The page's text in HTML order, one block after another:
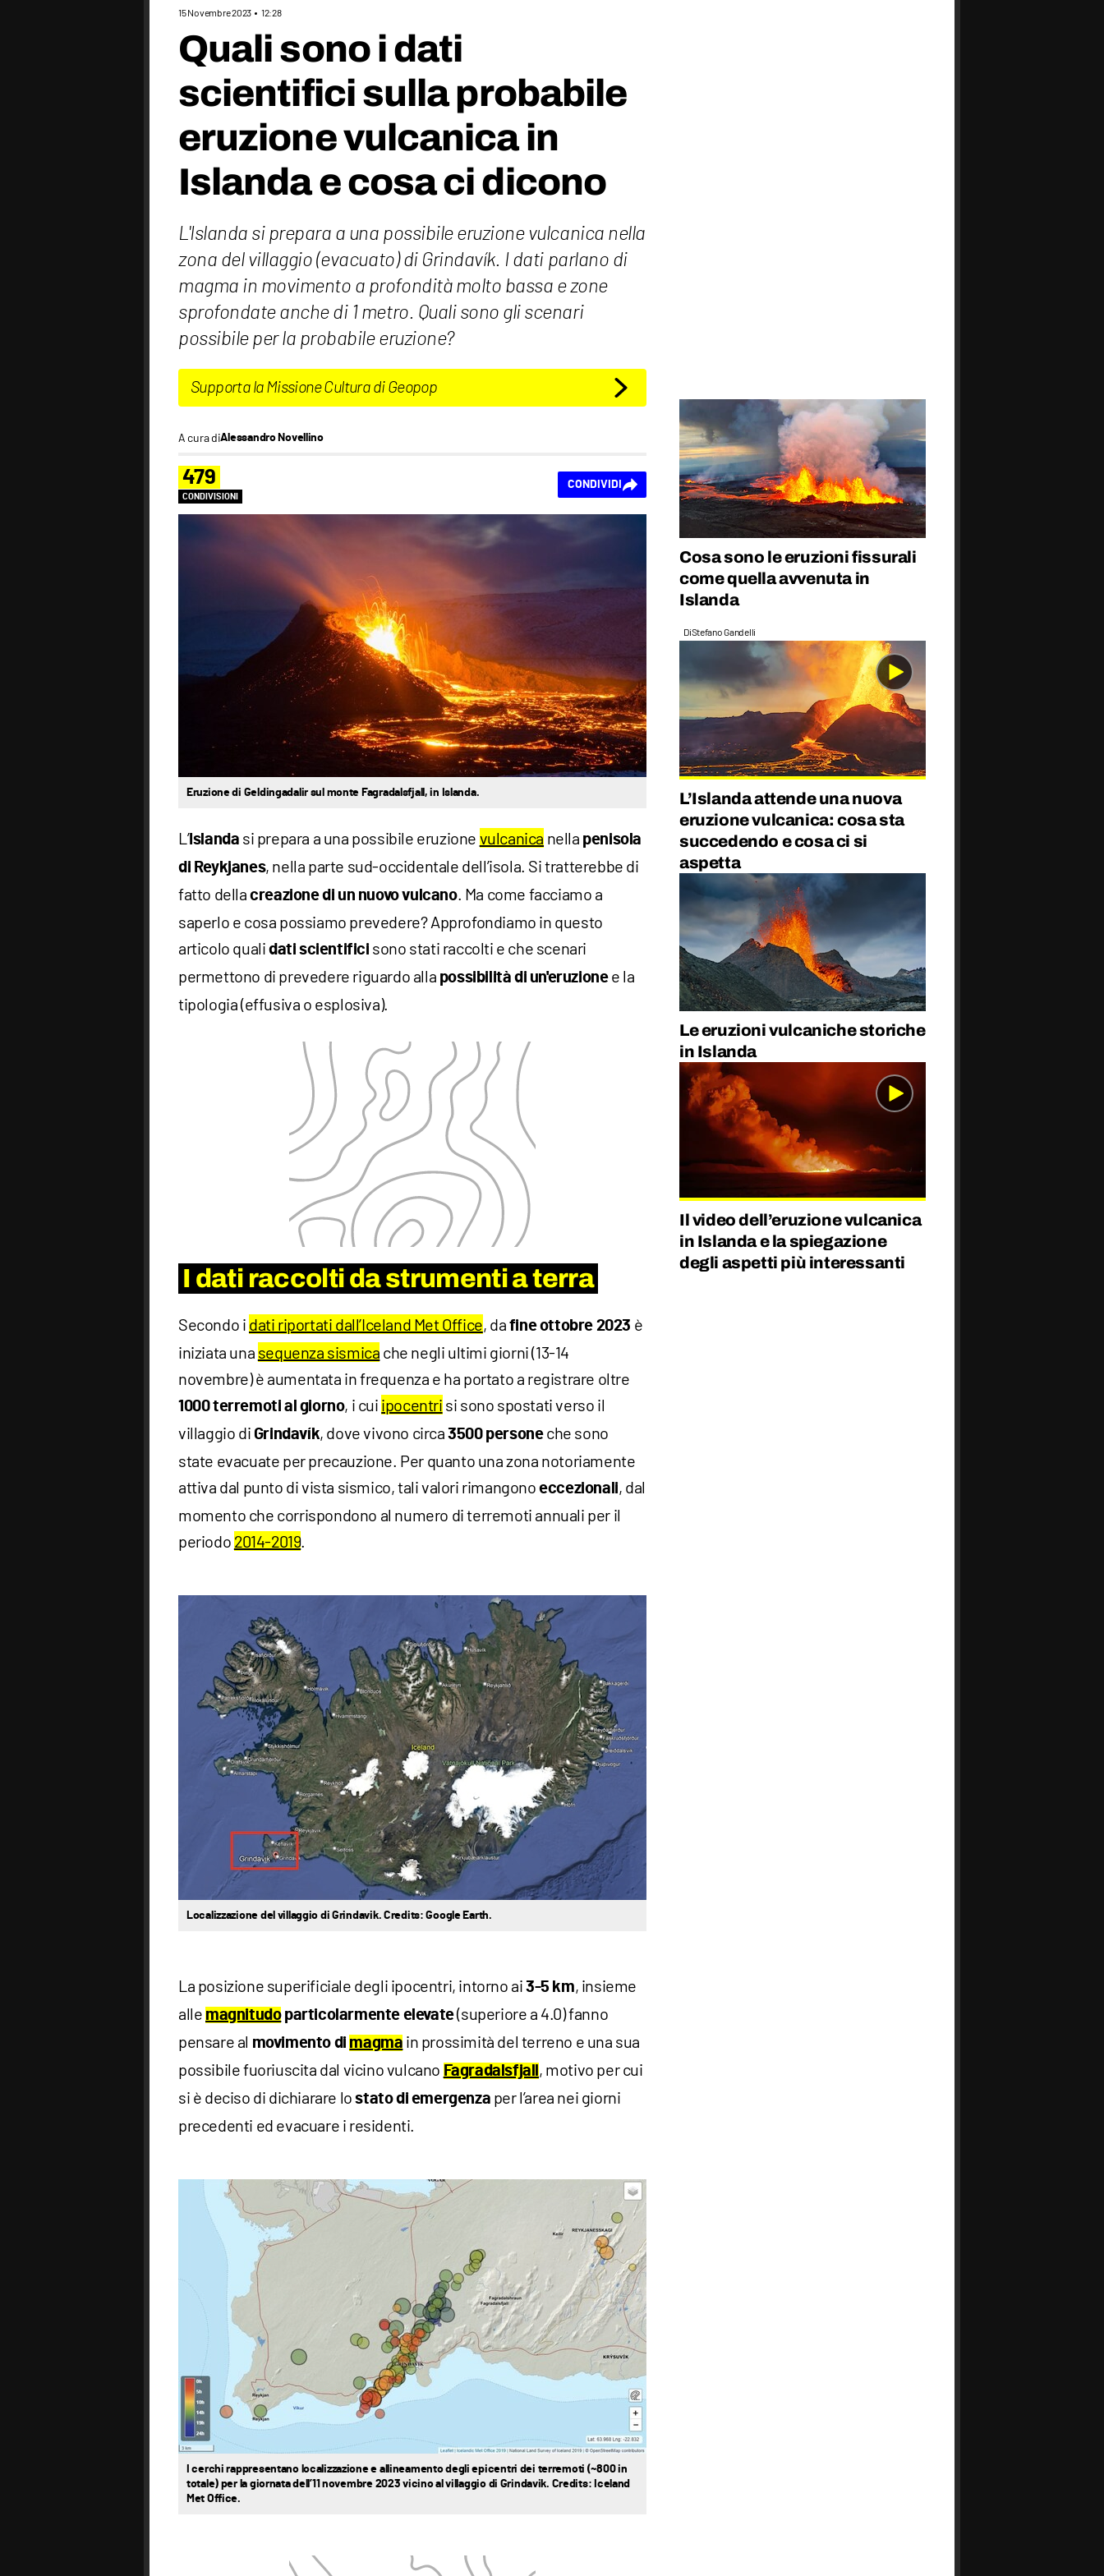
15 Novembre 2023 12:28
Quali sono i dati
scientifici sulla probabile
eruzione vulcanica in
Islanda e cosa ci dicono
L'Islanda si prepara a una possibile eruzione vulcanica nella
zona del villaggio (evacuato) di Grindavík. I dati parlano di
magma in movimento a profondità molto bassa e zone
sprofondate anche di 1 metro. Quali sono gli scenari
possibile per la probabile eruzione?
Supporta la Missione Cultura di Geopop
A cura diAlessandro Novellino
479
CONDIVISIONI
CONDIVIDI
Eruzione di Geldingadalir sul monte Fagradalsfjall, in Islanda.
L’Islanda si prepara a una possibile eruzione vulcanica nella penisola
di Reykjanes, nella parte sud-occidentale dell’isola. Si tratterebbe di
fatto dellacreazione di un nuovo vulcano. Ma come facciamo a
saperlo e cosa possiamo prevedere? Approfondiamo in questo
articolo quali dati scientifici sono stati raccolti e che scenari
permettono di prevedere riguardo alla possibilità di un'eruzionee la
tipologia (effusiva o esplosiva).
I dati raccolti da strumenti a terra
Secondo i dati riportati dall’Iceland Met Office, da fineottobre 2023 è
iniziata una sequenza sismica che negli ultimi giorni (13-14
novembre) è aumentata in frequenza e ha portato a registrare oltre
1000 terremoti al giorno, i cui ipocentri si sono spostati verso il
villaggio di Grindavík, dove vivono circa3500 persone che sono
state evacuate per precauzione. Per quanto una zona notoriamente
attiva dal punto di vista sismico, tali valori rimangonoeccezionali, dal
momento che corrispondono al numero di terremoti annuali per il
periodo 2014-2019.
Localizzazione del villaggio di Grindavik. Credits: Google Earth.
La posizione superificiale degli ipocentri, intorno ai 3-5 km, insieme
alle magnitudoparticolarmente elevate(superiore a 4.0) fanno
pensare al movimento di magma in prossimità del terreno e una sua
possibile fuoriuscita dal vicino vulcano Fagradalsfjall , motivo per cui
si è deciso di dichiarare lostato di emergenza per l’area nei giorni
precedenti ed evacuare i residenti.
I cerchi rappresentano localizzazione e allineamento degli epicentri dei terremoti (~800 in
totale) per la giornata dell’11 novembre 2023 vicino al villaggio di Grindavik. Credits: Iceland
Met Office.
Cosa sono le eruzioni fissurali
come quella avvenuta in
Islanda
DiStefano Gandelli
L’Islanda attende una nuova
eruzione vulcanica: cosa sta
succedendo e cosa ci si
aspetta
Le eruzioni vulcaniche storiche
in Islanda
Il video dell’eruzione vulcanica
in Islanda e la spiegazione
degli aspetti più interessanti